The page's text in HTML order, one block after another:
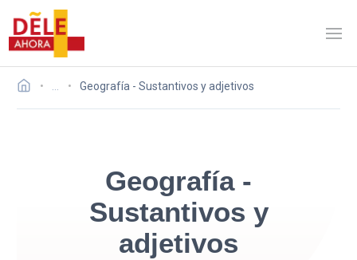
Geografía - Sustantivos y adjetivos
Geografía -
Sustantivos y
adjetivos